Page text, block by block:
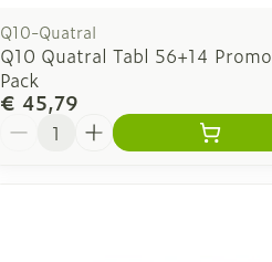
Q10-Quatral
Q10 Quatral Tabl 56+14 Promo
Pack
€ 45,79
Aantal